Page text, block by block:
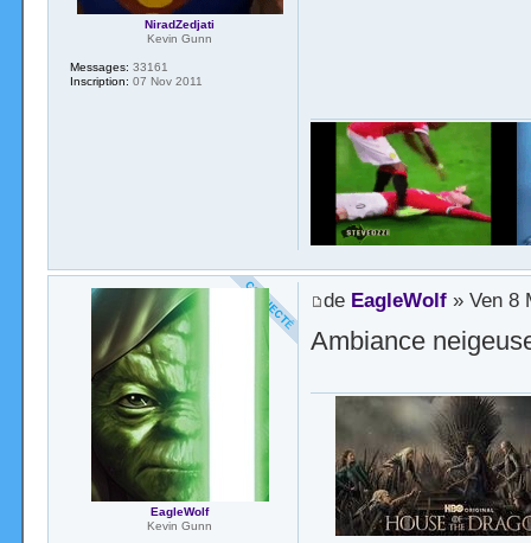
NiradZedjati
Kevin Gunn
Messages: 33161
Inscription: 07 Nov 2011
de EagleWolf» Ven 8
Ambiance
EagleWolf
Kevin Gunn